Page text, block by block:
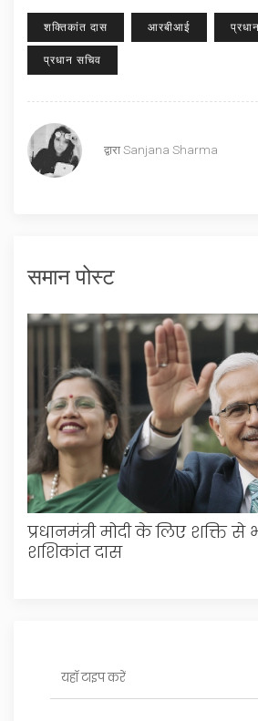
शक्तिकांत दास आरबीआई
प्रधान सचिव
द्वारा Sanjana Sharma
समान पोस्ट
प्रधानमंत्री मोदी के लिए शक्ति
शशिकांत दास